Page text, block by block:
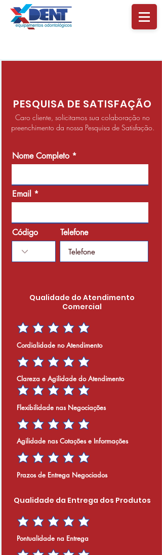
PESQUISA DE SATISFAÇÃO
Caro cliente, solicitamos sua colaboração no
preenchimento da nossa Pesquisa de Satisfação.
Nome Completo
Email
Código Telefone
Qualidade do Atendimento
Comercial
Cordialidade no Atendimento
Clareza e Agilidade do Atendimento
Flexibilidade nas Negociações
Agilidade nas Cotações e Informações
Prazos de Entrega Negociados
Qualidade da Entrega dos Produtos
Pontualidade na Entrega